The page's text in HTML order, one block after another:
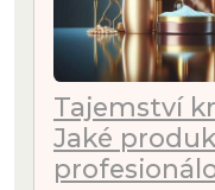
Tajemství
Jaké